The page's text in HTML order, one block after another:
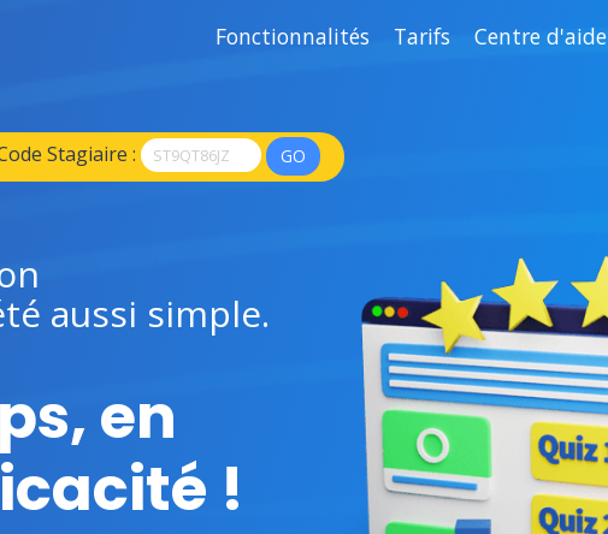
Fonctionnalités Tarifs Centre d'aide
Stagiaire : GO
aussi simple.
en
!